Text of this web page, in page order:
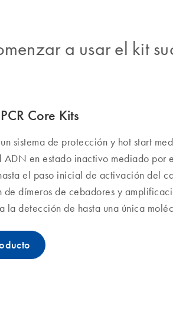
a usar el kit
Core Kits
sistema de protección y hot start
en estado inactivo mediado por
el paso inicial de activación del
dímeros de cebadores y
la detección de hasta una única